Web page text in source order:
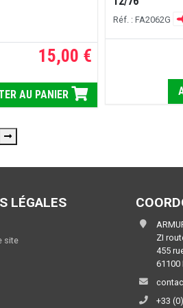
15,00 €
AU PANIER
Réf. : FA2062G
LÉGALES
site
ZI
455
61100
+33